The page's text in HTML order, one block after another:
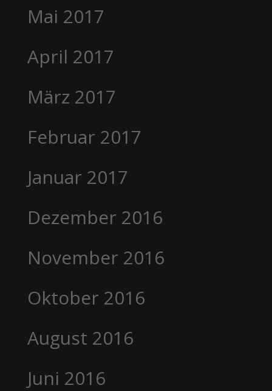
Mai 2017
April 2017
März 2017
Februar 2017
Januar 2017
Dezember 2016
November 2016
Oktober 2016
August 2016
Juni 2016